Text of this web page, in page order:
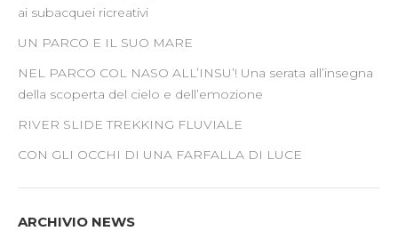
ai subacquei ricreativi
UN PARCO E IL SUO MARE
NEL PARCO COL NASO ALL’INSU’! Una serata all’insegna
della scoperta del cielo e dell’emozione
RIVER SLIDE TREKKING FLUVIALE
CON GLI OCCHI DI UNA FARFALLA DI LUCE
ARCHIVIO NEWS